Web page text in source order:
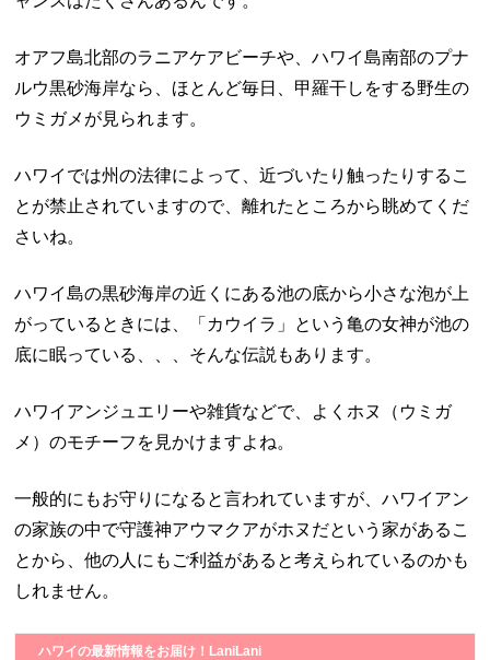
オアフ島北部のラニアケアビーチや、ハワイ島南部のプナ
ルウ黒砂海岸なら、ほとんど毎日、甲羅干しをする野生の
ウミガメが見られます。
ハワイでは州の法律によって、近づいたり触ったりするこ
とが禁止されていますので、離れたところから眺めてくだ
さいね。
ハワイ島の黒砂海岸の近くにある池の底から小さな泡が上
がっているときには、「カウイラ」という亀の女神が池の
底に眠っている、、、そんな伝説もあります。
ハワイアンジュエリーや雑貨などで、よくホヌ（ウミガ
メ）のモチーフを見かけますよね。
一般的にもお守りになると言われていますが、ハワイアン
の家族の中で守護神アウマクアがホヌだという家があるこ
とから、他の人にもご利益があると考えられているのかも
しれません。
ハワイの最新情報をお届け！LaniLani